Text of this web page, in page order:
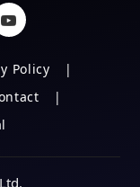
Policy